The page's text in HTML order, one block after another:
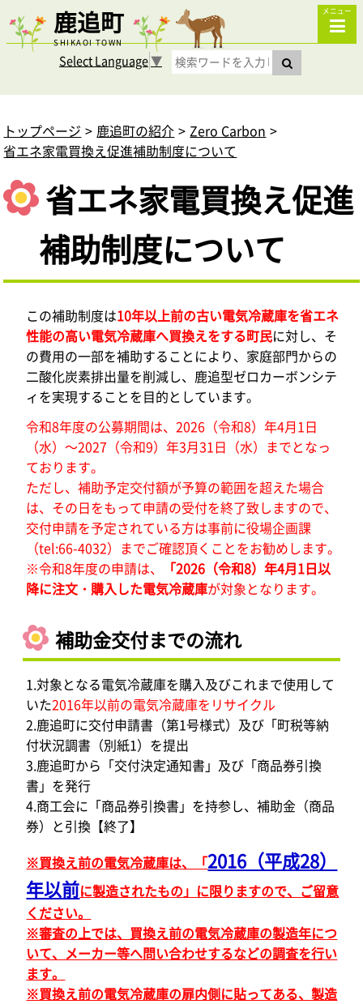
鹿追町
SHIKAOI TOWN
メニュー
Select Language▼
トップページ 鹿追町の紹介
Zero Carbon
省エネ家電買換え促進補助制度について
省エネ家電買換え促進
補助制度について
この補助制度は10年以上前の古い電気冷蔵庫を省エネ
性能の高い電気冷蔵庫へ買換えをする町民に対し、そ
の費用の一部を補助することにより、家庭部門からの
二酸化炭素排出量を削減し、鹿追型ゼロカーボンシテ
ィを実現することを目的としています。
令和8年度の公募期間は、2026（令和8）年4月1日
（水）～2027（令和9）年3月31日（水）までとなっ
ております。
ただし、補助予定交付額が予算の範囲を超えた場合
は、その日をもって申請の受付を終了致しますので、
交付申請を予定されている方は事前に役場企画課
（tel:66-4032）までご確認頂くことをお勧めします。
※令和8年度の申請は、
「2026（令和8）年4月1日以
降に注文・購入した電気冷蔵庫が対象となります。
補助金交付までの流れ
1.対象となる電気冷蔵庫を購入及びこれまで使用して
いた2016年以前の電気冷蔵庫をリサイクル
2.鹿追町に交付申請書（第1号様式）及び「町税等納
付状況調書（別紙1）を提出
3.鹿追町から「交付決定通知書」及び「商品券引換
書」を発行
4.商工会に「商品券引換書」を持参し、補助金（商品
券）と引換【終了】
※買換え前の電気冷蔵庫は、「2016（平成28）
年以前に製造されたもの」に限りますので、ご留意
ください。
※審査の上では、買換え前の電気冷蔵庫の製造年につ
いて、メーカー等へ問い合わせするなどの調査を行い
ます。
※買換え前の電気冷蔵庫の扉内側に貼ってある、製造